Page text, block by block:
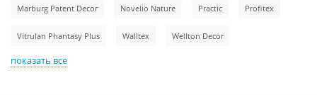
Marburg Patent Decor Novelio Nature Practic Profitex
Vitrulan Phantasy Plus Walltex Wellton Decor
показать все